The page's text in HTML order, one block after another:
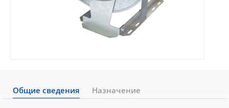
Общие сведения Назначение